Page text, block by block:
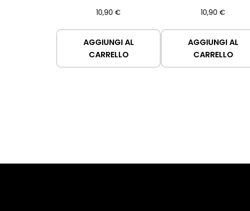
10,90€
AGGIUNGI AL
CARRELLO
10,90€
AGGIUNGI AL
CARRELLO